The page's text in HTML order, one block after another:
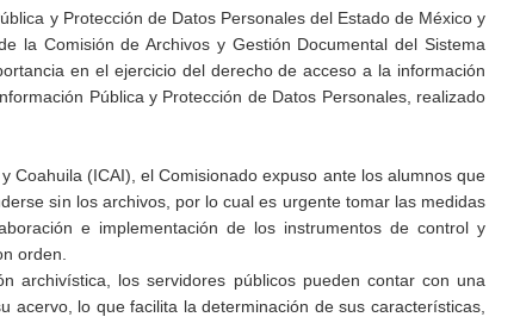
y Protección de Datos Personales del Estado de México y
la Comisión de Archivos y Gestión Documental del Sistema
en el ejercicio del derecho de acceso a la información
Pública y Protección de Datos Personales, realizado
Coahuila (ICAI), el Comisionado expuso ante los alumnos que
sin los archivos, por lo cual es urgente tomar las medidas
e implementación de los instrumentos de control y
orden.
archivística, los servidores públicos pueden contar con una
lo que facilita la determinación de sus características,